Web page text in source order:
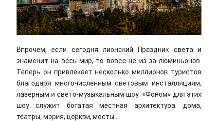
Впрочем, если сегодня лионский Праздник света и
знаменит на весь мир, то вовсе не из-за люминьонов.
Теперь он привлекает несколько миллионов туристов
благодаря многочисленным световым инсталляциям,
лазерным и свето-музыкальным шоу. «Фоном» для этих
шоу служит богатая местная архитектура: дома,
театры, мэрия, церкви, мосты…